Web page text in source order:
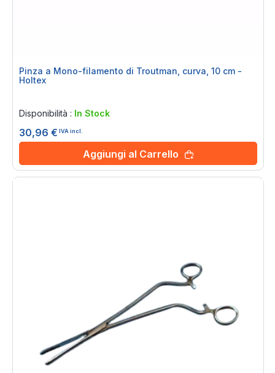
Pinza a Mono-filamento di Troutman, curva, 10 cm -
Holtex
Disponibilità : In Stock
30,96 € IVA incl.
Aggiungi al Carrello